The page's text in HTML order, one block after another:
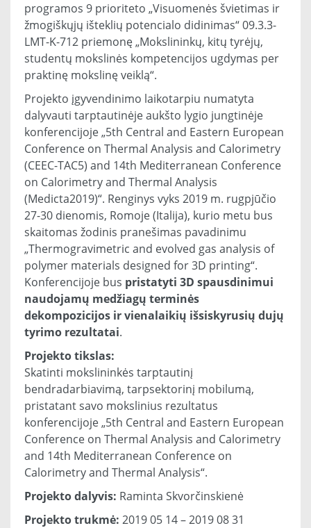
programos 9 prioriteto „Visuomenės švietimas ir
žmogiškųjų išteklių potencialo didinimas“ 09.3.3-
LMT-K-712 priemonę „Mokslininkų, kitų tyrėjų,
studentų mokslinės kompetencijos ugdymas per
praktinę mokslinę veiklą“.
Projekto įgyvendinimo laikotarpiu numatyta
dalyvauti tarptautinėje aukšto lygio jungtinėje
konferencijoje „5th Central and Eastern European
Conference on Thermal Analysis and Calorimetry
(CEEC-TAC5) and 14th Mediterranean Conference
on Calorimetry and Thermal Analysis
(Medicta2019)“. Renginys vyks 2019 m. rugpjūčio
27-30 dienomis, Romoje (Italija), kurio metu bus
skaitomas žodinis pranešimas pavadinimu
„Thermogravimetric and evolved gas analysis of
polymer materials designed for 3D printing“.
Konferencijoje bus pristatyti 3D spausdinimui
naudojamų medžiagų terminės
dekompozicijos ir vienalaikių išsiskyrusių dujų
tyrimo rezultatai.
Projekto tikslas:
Skatinti mokslininkės tarptautinį
bendradarbiavimą, tarpsektorinį mobilumą,
pristatant savo mokslinius rezultatus
konferencijoje „5th Central and Eastern European
Conference on Thermal Analysis and Calorimetry
and 14th Mediterranean Conference on
Calorimetry and Thermal Analysis“.
Projekto dalyvis: Raminta Skvorčinskienė
Projekto trukmė: 2019 05 14 – 2019 08 31